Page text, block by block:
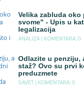
Velika zabluda oko
svome" - Upis u
legalizacija
ANALIZA | KOMENTARA: 0
Odlazite u penziju,
staž? Ovo su prvi
preduzmete
SAVET | KOMENTARA: 0